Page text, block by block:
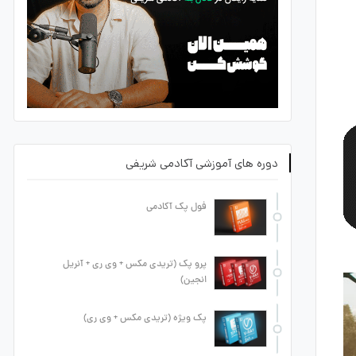
دوره های آموزشی آکادمی شریفی
فول پک آکادمی
پرو پک (تریدی مکس + وی ری + آنریل
انجین)
پک ویژه (تریدی مکس + وی ری)